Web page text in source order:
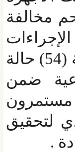
فحم مخالفة
القانونية اللازمة حيال المخالفين ، كما تم إزالة (54) حالة
ضمن
أننا مستمرون
.